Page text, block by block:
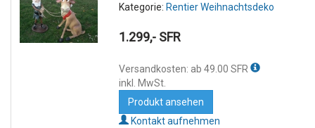
Kategorie: Rentier Weihnachtsdeko
1.299,- SFR
Versandkosten: ab 49.00 SFR
inkl. MwSt.
Produkt ansehen
Kontakt aufnehmen